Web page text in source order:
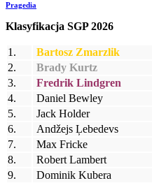
Pragedia
Klasyfikacja SGP 2026
1.
Bartosz Zmarzlik
2.
Brady Kurtz
3.
Fredrik Lindgren
4.
Daniel Bewley
5.
Jack Holder
6.
Andžejs Ļebedevs
7.
Max Fricke
8.
Robert Lambert
9.
Dominik Kubera